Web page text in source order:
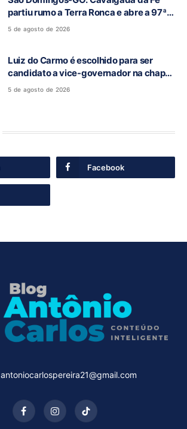
partiu rumo a Terra Ronca e abre a 97ª
Romaria do Bom Jesus da Lapa
5 de agosto de 2026
Luiz do Carmo é escolhido para ser
candidato a vice-governador na chapa
de Daniel Vilela
5 de agosto de 2026
Facebook
antoniocarlospereira21@gmail.com
FacebookInstagramTikTok